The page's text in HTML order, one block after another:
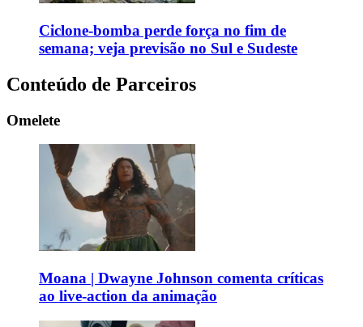
Ciclone-bomba perde força no fim de
semana; veja previsão no Sul e Sudeste
Conteúdo de Parceiros
Omelete
Moana | Dwayne Johnson comenta críticas
ao live-action da animação